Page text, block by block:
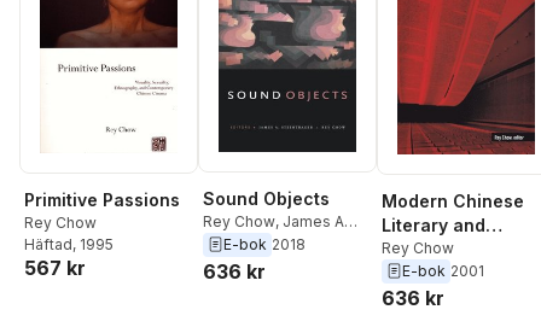
Primitive Passions
Rey Chow
Häftad, 1995
567 kr
Sound Objects
Rey Chow, James A
Steintrager
E-bok 2018
636 kr
Modern Chinese
Literary and
Cultural Studies in
the Age of Theory
Rey Chow
E-bok 2001
636 kr